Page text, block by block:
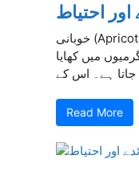
اور احتیاط
خوبانی (Apricot) ایک نہایت صحت بخش اور
میں کھایا
Read More